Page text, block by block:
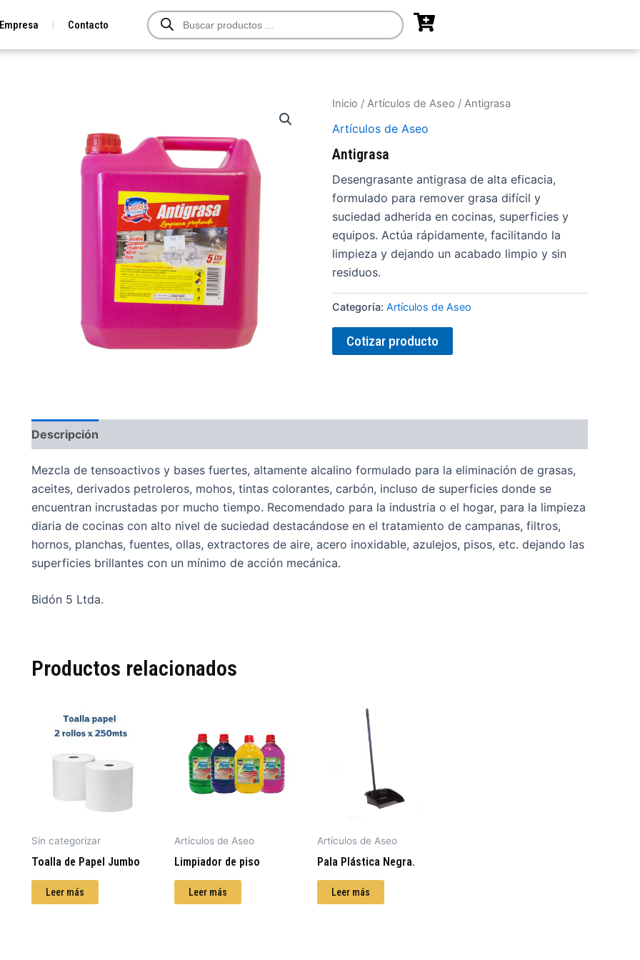
Empresa Contacto
Búsqueda
de
productos
Inicio / Artículos de Aseo / Antigrasa
Artículos de Aseo
Antigrasa
Desengrasante antigrasa de alta eficacia,
formulado para remover grasa difícil y
suciedad adherida en cocinas, superficies y
equipos. Actúa rápidamente, facilitando la
limpieza y dejando un acabado limpio y sin
residuos.
Categoría: Artículos de Aseo
Cotizar producto
Descripción
Mezcla de tensoactivos y bases fuertes, altamente alcalino formulado para la eliminación de grasas,
aceites, derivados petroleros, mohos, tintas colorantes, carbón, incluso de superficies donde se
encuentran incrustadas por mucho tiempo. Recomendado para la industria o el hogar, para la limpieza
diaria de cocinas con alto nivel de suciedad destacándose en el tratamiento de campanas, filtros,
hornos, planchas, fuentes, ollas, extractores de aire, acero inoxidable, azulejos, pisos, etc. dejando las
superficies brillantes con un mínimo de acción mecánica.
Bidón 5 Ltda.
Productos relacionados
Sin categorizar
Toalla de Papel Jumbo
Leer más
Artículos de Aseo
Limpiador de piso
Leer más
Artículos de Aseo
Pala Plástica Negra.
Leer más